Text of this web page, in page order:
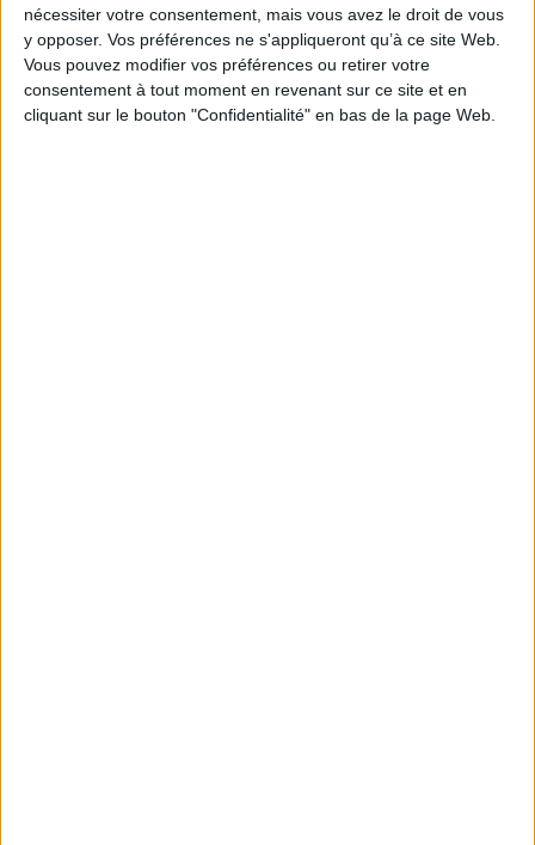
nécessiter votre consentement, mais vous avez le droit de vous
y opposer. Vos préférences ne s'appliqueront qu’à ce site Web.
Vous pouvez modifier vos préférences ou retirer votre
consentement à tout moment en revenant sur ce site et en
cliquant sur le bouton "Confidentialité" en bas de la page Web.
Bibliothèques : comment survivre face aux
pressions ?